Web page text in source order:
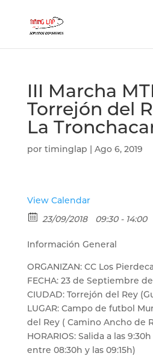
III Marcha
Torrejón del
La
por timinglap | Ago 6, 2019
View Calendar
23/09/2018
09:30 - 14:00
Información General
ORGANIZAN: CC Los
FECHA: 23 de Septiembre de
CIUDAD: Torrejón del Rey
LUGAR: Campo de futbol
del Rey ( Camino Ancho de
HORARIOS: Salida a las
entre 08:30h y las 09:15h)